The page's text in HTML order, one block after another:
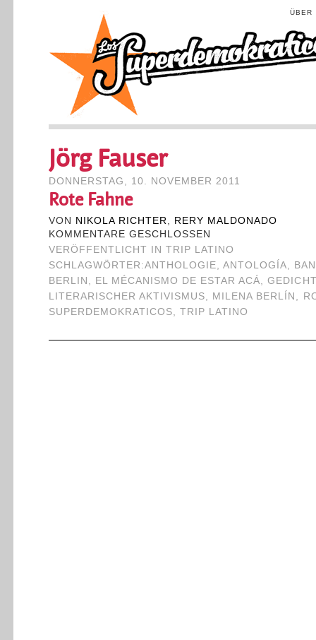
ÜBER
Jörg Fauser
DONNERSTAG, 10. NOVEMBER 2011
Rote Fahne
VON NIKOLA RICHTER, RERY MALDONADO
KOMMENTARE GESCHLOSSEN
VERÖFFENTLICHT IN TRIP LATINO
SCHLAGWÖRTER:ANTHOLOGIE,ANTOLOGÍA,
BERLIN , EL MÉCANISMO DE ESTAR ACÁ,GEDICHT
LITERARISCHER AKTIVISMUS, MILENA BERLÍN ,
SUPERDEMOKRATICOS, TRIP LATINO